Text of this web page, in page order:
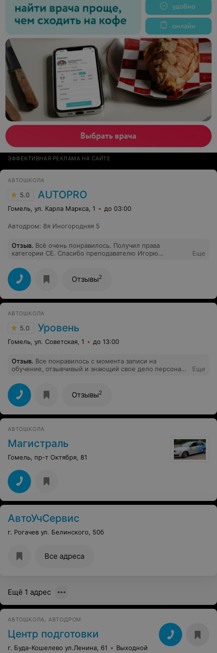
мата, ни повышенного голоса. Отвечает на все
вопросы, доходчиво и понятно объясняет, никогда не
видела его нервным или раздраженным. Все элементы
терпеливо отрабатывал со мной. Практики мне
хватило вполне, хотя у меня в семье нет и никогда не
было машины, и в Автоклассе я, в прямом смысле
слова, впервые села за руль. Доп. занятия брать не
было необходимости
ЭФФЕКТИВНАЯ РЕКЛАМА НА САЙТЕ
АВТОШКОЛА
5.0 AUTOPRO
Гомель, ул. Карла Маркса, 1 до 03:00
Автодром: 8я Иногородняя 5
Отзыв. Всё очень понравилось. Получил права
категории СЕ. Спасибо преподавателю Игорю
рекомендую.
Еще
Отзывы2
АВТОШКОЛА
5.0 Уровень
Гомель, ул. Советская, 1 до 13:00
Отзыв. Все понравилось с момента записи на
обучение, отзывчивый и знающий свое дело персонал,
обучения составляет новый автопарк, преподаватели
ПДД разжевывают все в буквальном смысле, если
вдруг что-то непонятно. Получил удовольствие от
процесса обучения. Очень рекомендую, буду
советовать своим родным и знакомым.
Еще
Отзывы2
АВТОШКОЛА
Магистраль
Гомель, пр-т Октября, 81
АвтоУчСервис
г. Рогачев ул. Белинского, 50б
Все адреса
Ещё 1 адрес
АВТОШКОЛА, АВТОДРОМ
Центр подготовки
г. Буда-Кошелево ул.Ленина, 61 Выходной